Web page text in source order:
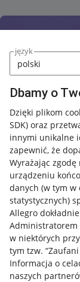
język
Dbamy o
Dzięki plikom
SDK) oraz
innymi unikalne
zapewnić, że
Wyrażając
urządzeniu
danych (w tym w
statystycznych)
Allegro
Administratorem
w niektórych
tym tzw.
Informacja o
naszych
Przydatne